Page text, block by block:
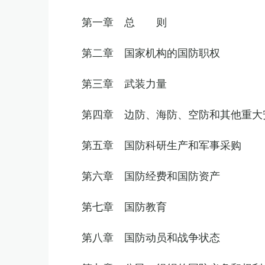
第一章 总 则
第二章 国家机构的国防职权
第三章 武装力量
第四章 边防、海防、空防和其他重大
第五章 国防科研生产和军事采购
第六章 国防经费和国防资产
第七章 国防教育
第八章 国防动员和战争状态